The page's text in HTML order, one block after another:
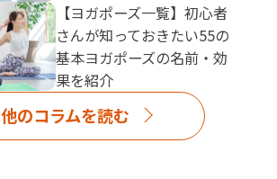
【ヨガポーズ一覧】初心者
さんが知っておきたい55の
基本ヨガポーズの名前・効
果を紹介
他のコラムを読む